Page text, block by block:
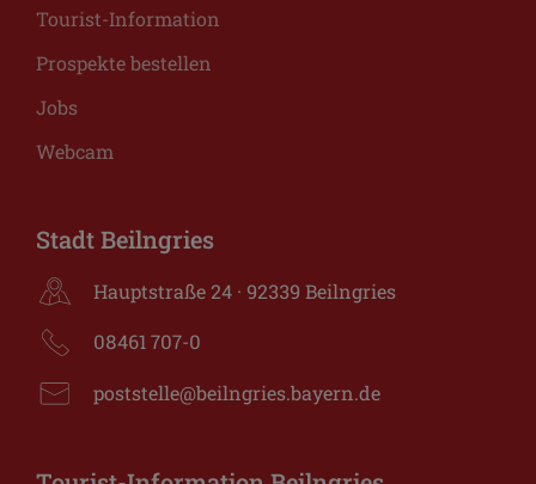
Tourist-Information
Prospekte bestellen
Jobs
Webcam
Stadt Beilngries
Hauptstraße 24 · 92339 Beilngries
08461 707-0
poststelle@beilngries.bayern.de